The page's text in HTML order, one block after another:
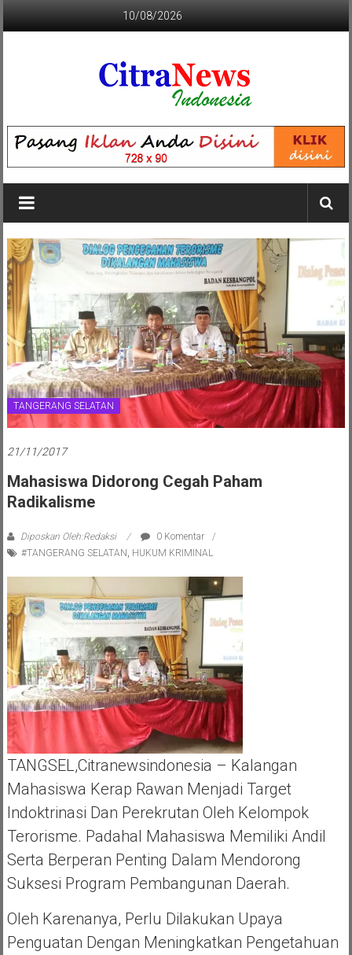
10/08/2026
CITRANEWS
INDONESIA
BERANI
DAN
KRISTIS
TANGERANG SELATAN
21/11/2017
Mahasiswa Didorong Cegah Paham
Radikalisme
Diposkan Oleh:Redaksi
0 Komentar
#TANGERANG SELATAN, HUKUM KRIMINAL
TANGSEL,Citranewsindonesia – Kalangan
Mahasiswa Kerap Rawan Menjadi Target
Indoktrinasi Dan Perekrutan Oleh Kelompok
Terorisme. Padahal Mahasiswa Memiliki Andil
Serta Berperan Penting Dalam Mendorong
Suksesi Program Pembangunan Daerah.
Oleh Karenanya, Perlu Dilakukan Upaya
Penguatan Dengan Meningkatkan Pengetahuan